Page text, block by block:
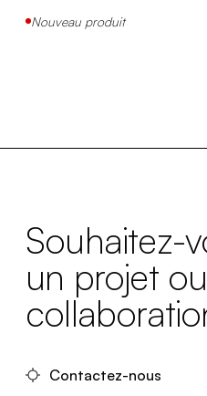
Nouveau produit
Souhaitez-
un projet
Contactez-nous